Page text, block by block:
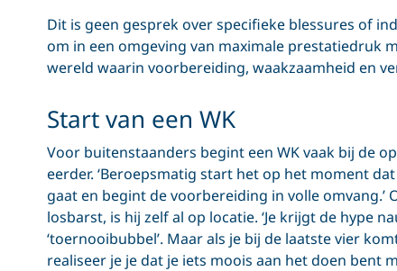
Dit is geen gesprek over specifieke blessures of
om in een omgeving van maximale prestatiedruk
wereld waarin voorbereiding, waakzaamheid en
Start van een WK
Voor buitenstaanders begint een WK vaak bij de
eerder. ‘Beroepsmatig start het op het moment
gaat en begint de voorbereiding in volle
losbarst, is hij zelf al op locatie. ‘Je krijgt de hype
‘toernooibubbel’. Maar als je bij de laatste vier
realiseer je je dat je iets moois aan het doen bent